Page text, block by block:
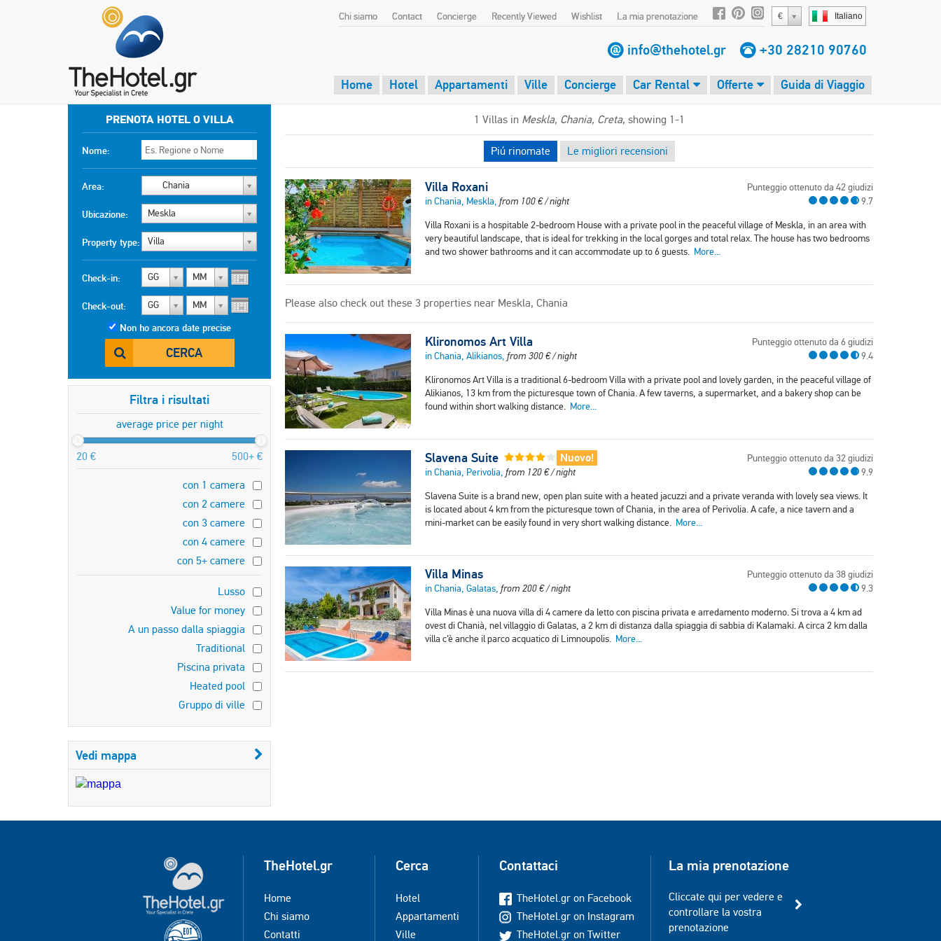
Italiano
€
Chi siamo Contact Concierge Recently Viewed Wishlist La mia prenotazione
info@thehotel.gr +30 28210 90760
Home Hotel Appartamenti Ville Concierge Car Rental Offerte Guida di Viaggio
PRENOTA HOTEL O VILLA
Nome:
Area: Chania
Ubicazione: Meskla
Property type: Villa
Check-in: GG MM
Check-out: GG MM
Non ho ancora date precise
CERCA
Filtra i risultati
average price per night
20 € 500+ €
con 1 camera
con 2 camere
con 3 camere
con 4 camere
con 5+ camere
Lusso
Value for money
A un passo dalla spiaggia
Traditional
Piscina privata
Heated pool
Gruppo di ville
Vedi mappa
1 Villas in Meskla, Chania, Creta, showing 1-1
Piú rinomate Le migliori recensioni
Villa Roxani
in Chania, Meskla, from 100€/ night
Punteggio ottenuto da 42 giudizi
9.7
Villa Roxani is a hospitable 2-bedroom House with a private pool in the peaceful village of Meskla, in an area with
very beautiful landscape, that is ideal for trekking in the local gorges and total relax. The house has two bedrooms
and two shower bathrooms and it can accommodate up to 6 guests. More...
Please also check out these 3 properties near Meskla, Chania
Klironomos Art Villa
in Chania, Alikianos, from 300€/ night
Punteggio ottenuto da 6 giudizi
9.4
Klironomos Art Villa is a traditional 6-bedroom Villa with a private pool and lovely garden, in the peaceful village of
Alikianos, 13 km from the picturesque town of Chania. A few taverns, a supermarket, and a bakery shop can be
found within short walking distance. More...
Slavena Suite Nuovo!
in Chania, Perivolia, from 120€/ night
Punteggio ottenuto da 32 giudizi
9.9
Slavena Suite is a brand new, open plan suite with a heated jacuzzi and a private veranda with lovely sea views. It
is located about 4 km from the picturesque town of Chania, in the area of Perivolia. A cafe, a nice tavern and a
mini-market can be easily found in very short walking distance. More...
Villa Minas
in Chania, Galatas, from 200€/ night
Punteggio ottenuto da 38 giudizi
9.3
Villa Minas è una nuova villa di 4 camere da letto con piscina privata e arredamento moderno. Si trova a 4 km ad
ovest di Chanià, nel villaggio di Galatas, a 2 km di distanza dalla spiaggia di sabbia di Kalamaki. A circa 2 km dalla
villa c’è anche il parco acquatico di Limnoupolis. More...
TheHotel.gr
Home
Chi siamo
Contatti
Cerca
Hotel
Appartamenti
Ville
Contattaci
TheHotel.gr on Facebook
TheHotel.gr on Instagram
TheHotel.gr on Twitter
La mia prenotazione
Cliccate qui per vedere e
controllare la vostra
prenotazione